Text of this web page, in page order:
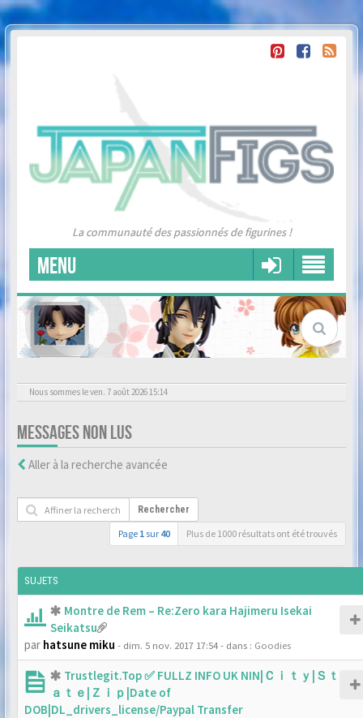
La communauté des passionnés de figurines !
MENU
Nous sommes le ven. 7 août 2026 15:14
MESSAGES NON LUS
Aller à la recherche avancée
Rechercher
Page 1 sur 40 Plus de 1000 résultats ont été trouvés
SUJETS
Montre de Rem – Re:Zero kara Hajimeru Isekai
Seikatsu
par hatsune miku - dim. 5 nov. 2017 17:54- dans : Goodies
Trustlegit.Top ✅ FULLZ INFO UK NIN|Ｃｉｔｙ|Ｓｔ
ａｔｅ|Ｚｉｐ|Date of
DOB|DL_drivers_license/Paypal Transfer